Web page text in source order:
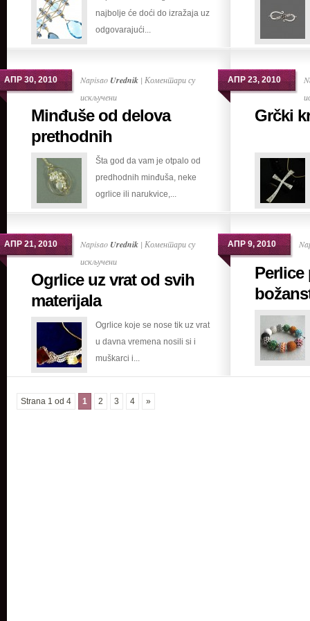
nama
najbolje će doći do izražaja uz
odgovarajući...
АПР 30, 2010 Napisao Urednik | Коментари су
искљученина
Minđuše
prethodnih
Minđuše od delova
prethodnih
Šta god da vam je otpalo od
predhodnih minđuša, neke
ogrlice ili narukvice,...
АПР 23, 2010
Grčki
АПР 21, 2010 Napisao Urednik | Коментари су
искљученина
Ogrlice
od
svih
materijala
Ogrlice uz vrat od svih
materijala
Ogrlice koje se nose tik uz vrat
u davna vremena nosili si i
muškarci i...
АПР 9, 2010
Perlice
Strana 1 od 4 1 2 3 4 »